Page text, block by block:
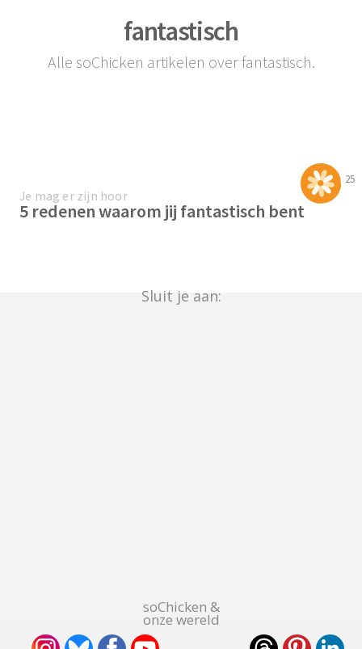
fantastisch
Alle soChicken artikelen over fantastisch.
25
Je mag er zijn hoor
5 redenen waarom jij fantastisch bent
Sluit je aan:
soChicken &
onze wereld